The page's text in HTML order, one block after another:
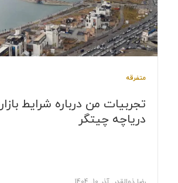
متفرقه
دریاچه چیتگر